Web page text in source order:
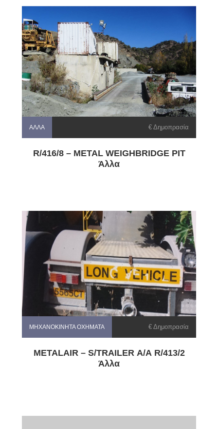
ΆΛΛΑ € Δημοπρασία
R/416/8 – METAL WEIGHBRIDGE PIT
Άλλα
ΜΗΧΑΝΟΚΊΝΗΤΑ ΟΧΉΜΑΤΑ € Δημοπρασία
METALAIR – S/TRAILER Α/Α R/413/2
Άλλα